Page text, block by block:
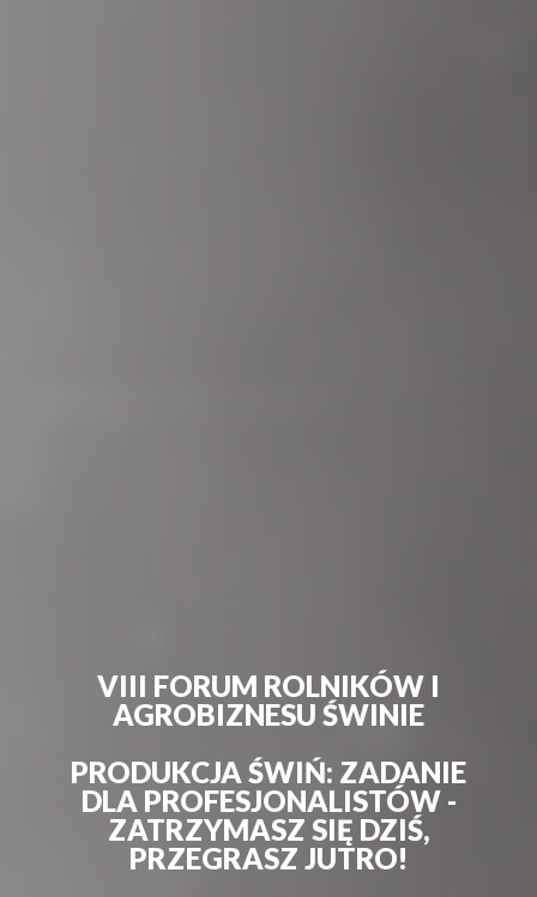
VIII FORUM ROLNIKÓW I
AGROBIZNESU ŚWINIE
PRODUKCJA ŚWIŃ: ZADANIE
DLA PROFESJONALISTÓW -
ZATRZYMASZ SIĘ DZIŚ,
PRZEGRASZ JUTRO!